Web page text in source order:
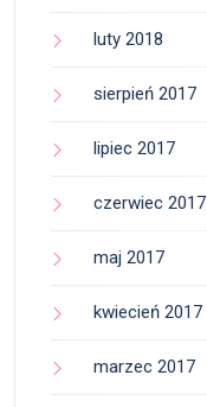
luty 2018
sierpień 2017
lipiec 2017
czerwiec 2017
maj 2017
kwiecień 2017
marzec 2017